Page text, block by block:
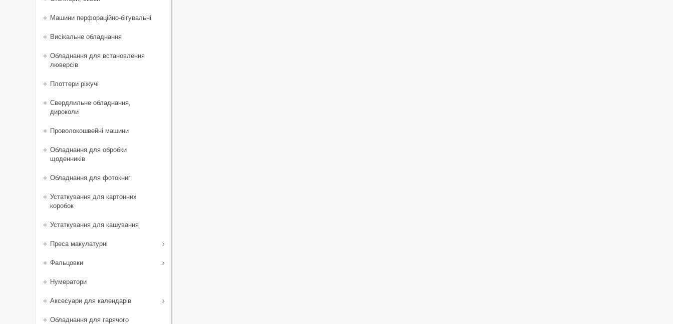
Машини перфораційно-бігувальні
Висікальне обладнання
Обладнання для встановлення
люверсів
Плоттери ріжучі
Свердлильне обладнання,
дироколи
Проволокошвейні машини
Обладнання для обробки
щоденників
Обладнання для фотокниг
Устаткування для картонних
коробок
Устаткування для кашування
Преса макулатурні
Фальцовки
Нумератори
Аксесуари для календарів
Обладнання для гарячого